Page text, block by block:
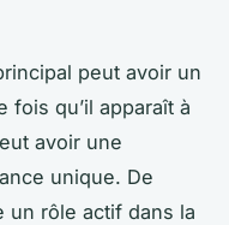
peut avoir un
fois qu’il apparaît à
avoir une
unique. De
un rôle actif dans la